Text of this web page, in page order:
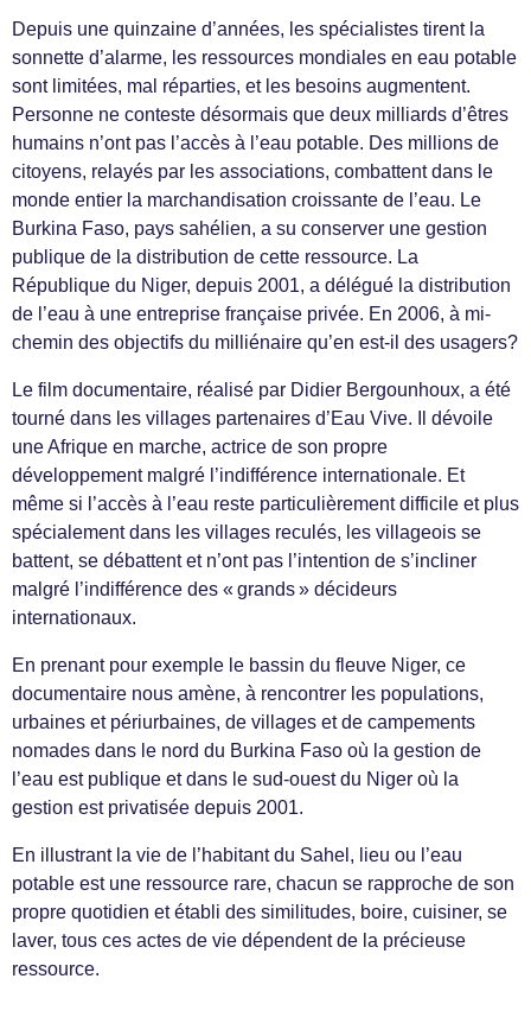
Depuis une quinzaine d’années, les spécialistes tirent la
sonnette d’alarme, les ressources mondiales en eau potable
sont limitées, mal réparties, et les besoins augmentent.
Personne ne conteste désormais que deux milliards d’êtres
humains n’ont pas l’accès à l’eau potable. Des millions de
citoyens, relayés par les associations, combattent dans le
monde entier la marchandisation croissante de l’eau. Le
Burkina Faso, pays sahélien, a su conserver une gestion
publique de la distribution de cette ressource. La
République du Niger, depuis 2001, a délégué la distribution
de l’eau à une entreprise française privée. En 2006, à mi-
chemin des objectifs du milliénaire qu’en est-il des usagers?
Le film documentaire, réalisé par Didier Bergounhoux, a été
tourné dans les villages partenaires d’Eau Vive. Il dévoile
une Afrique en marche, actrice de son propre
développement malgré l’indifférence internationale. Et
même si l’accès à l’eau reste particulièrement difficile et plus
spécialement dans les villages reculés, les villageois se
battent, se débattent et n’ont pas l’intention de s’incliner
malgré l’indifférence des « grands » décideurs
internationaux.
En prenant pour exemple le bassin du fleuve Niger, ce
documentaire nous amène, à rencontrer les populations,
urbaines et périurbaines, de villages et de campements
nomades dans le nord du Burkina Faso où la gestion de
l’eau est publique et dans le sud-ouest du Niger où la
gestion est privatisée depuis 2001.
En illustrant la vie de l’habitant du Sahel, lieu ou l’eau
potable est une ressource rare, chacun se rapproche de son
propre quotidien et établi des similitudes, boire, cuisiner, se
laver, tous ces actes de vie dépendent de la précieuse
ressource.